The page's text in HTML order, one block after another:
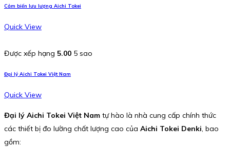
Cảm biến lưu lượng Aichi Tokei
Quick View
Được xếp hạng 5.00 5 sao
Đại lý Aichi Tokei Việt Nam
Quick View
Đại lý Aichi Tokei Việt Nam tự hào là nhà cung cấp chính thức
các thiết bị đo lường chất lượng cao của Aichi Tokei Denki, bao
gồm: